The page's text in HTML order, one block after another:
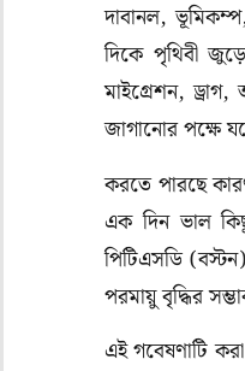
দাবানল,
দিকে পৃথিবী
মাইগ্রেশন,
জাগানোর পক্ষে
করতে পারছে
এক দিন ভাল
পিটিএসডি
পরমায়ু বৃদ্ধির
এই গবেষণাটি